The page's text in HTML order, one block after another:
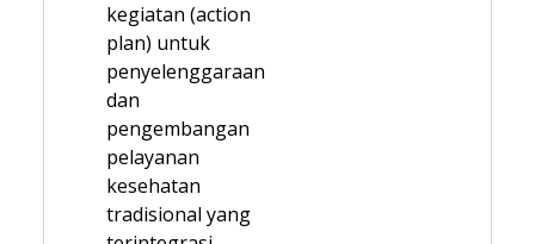
kegiatan (action
plan) untuk
penyelenggaraan
dan
pengembangan
pelayanan
kesehatan
tradisional yang